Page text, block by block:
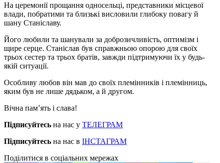
На церемонії прощання односельці, представники місцевої
влади, побратими та близькі висловили глибоку повагу й
шану Станіславу.
Його любили та шанували за доброзичливість, оптимізм і
щире серце. Станіслав був справжньою опорою для своїх
трьох сестер та трьох братів, завжди підтримуючи їх у будь-
якій ситуації.
Особливу любов він мав до своїх племінників і племінниць,
яким був не лише дядьком, а й другом.
Вічна пам’ять і слава!
Підписуйтесь на нас у ТЕЛЕГРАМ
Підписуйтесь на нас в ІНСТАГРАМ
Поділитися в соціальних мережах